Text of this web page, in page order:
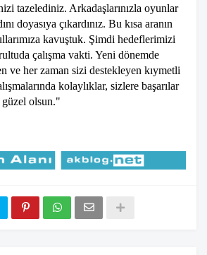
tazelediniz. Arkadaşlarınızla oyunlar
doyasıya çıkardınız. Bu kısa aranın
kavuştuk. Şimdi hedeflerimizi
çalışma vakti. Yeni dönemde
ve her zaman sizi destekleyen kıymetli
kolaylıklar, sizlere başarılar
olsun."